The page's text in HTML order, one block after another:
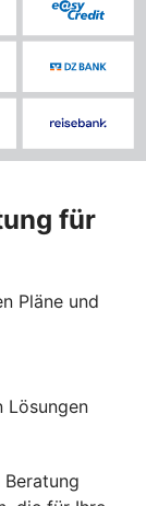
für
Pläne und
Lösungen
Beratung